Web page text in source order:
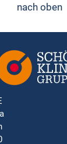
nach oben